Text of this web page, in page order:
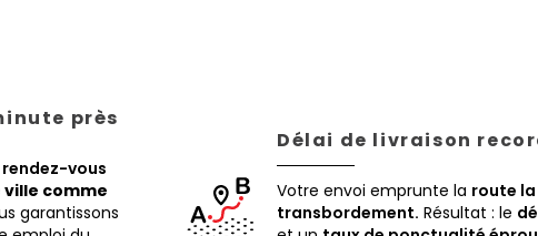
près
rendez-vous
comme
garantissons
Délai de livraison
Votre envoi emprunte la route
transbordement. Résultat : le